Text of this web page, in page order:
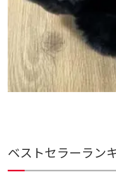
ベストセラーラン